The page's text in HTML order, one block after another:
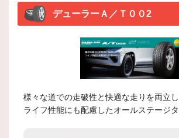
デューラーＡ／Ｔ００2
様々な道での走破性と快適な走りを両立し
ライフ性能にも配慮したオールステージタ